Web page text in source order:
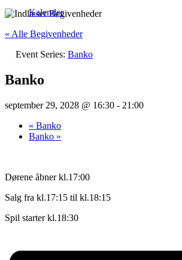
Kalender
« Alle Begivenheder
Event Series: Banko
Banko
september 29, 2028 @ 16:30 - 21:00
« Banko
Banko »
Dørene åbner kl.17:00
Salg fra kl.17:15 til kl.18:15
Spil starter kl.18:30